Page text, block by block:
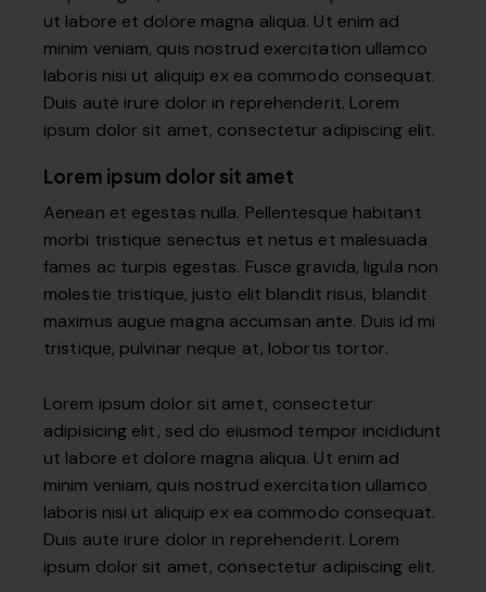
ut labore et dolore magna aliqua. Ut enim ad
minim veniam, quis nostrud exercitation ullamco
laboris nisi ut aliquip ex ea commodo consequat.
Duis aute irure dolor in reprehenderit. Lorem
ipsum dolor sit amet, consectetur adipiscing elit.
Lorem ipsum dolor sit amet
Aenean et egestas nulla. Pellentesque habitant
morbi tristique senectus et netus et malesuada
fames ac turpis egestas. Fusce gravida, ligula non
molestie tristique, justo elit blandit risus, blandit
maximus augue magna accumsan ante. Duis id mi
tristique, pulvinar neque at, lobortis tortor.
Lorem ipsum dolor sit amet, consectetur
adipisicing elit, sed do eiusmod tempor incididunt
ut labore et dolore magna aliqua. Ut enim ad
minim veniam, quis nostrud exercitation ullamco
laboris nisi ut aliquip ex ea commodo consequat.
Duis aute irure dolor in reprehenderit. Lorem
ipsum dolor sit amet, consectetur adipiscing elit.